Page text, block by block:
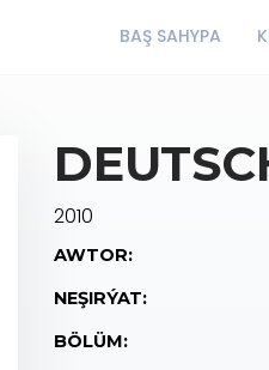
BAŞ SAHYPA
2010
AWTOR:
NEŞIRÝAT:
BÖLÜM: